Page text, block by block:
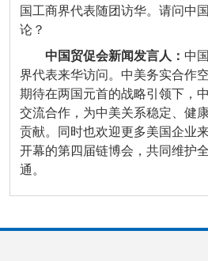
国工商界代表随团访华。请问中
论？
中国贸促会新闻发言人： 中
界代表来华访问。中美务实合作
期待在两国元首的战略引领下，
交流合作，为中美关系稳定、健
贡献。同时也欢迎更多美国企业
开幕的第四届链博会，共同维护
通。